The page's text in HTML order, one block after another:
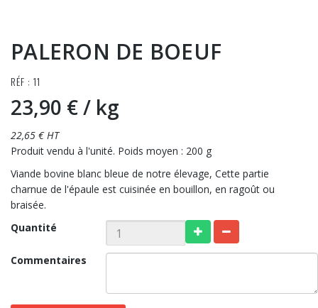
PALERON DE BOEUF
RÉF : 11
23,90 €/ kg
22,65 € HT
Produit vendu à l'unité. Poids moyen : 200 g
Viande bovine blanc bleue de notre élevage, Cette partie
charnue de l'épaule est cuisinée en bouillon, en ragoût ou
braisée.
Quantité
Commentaires